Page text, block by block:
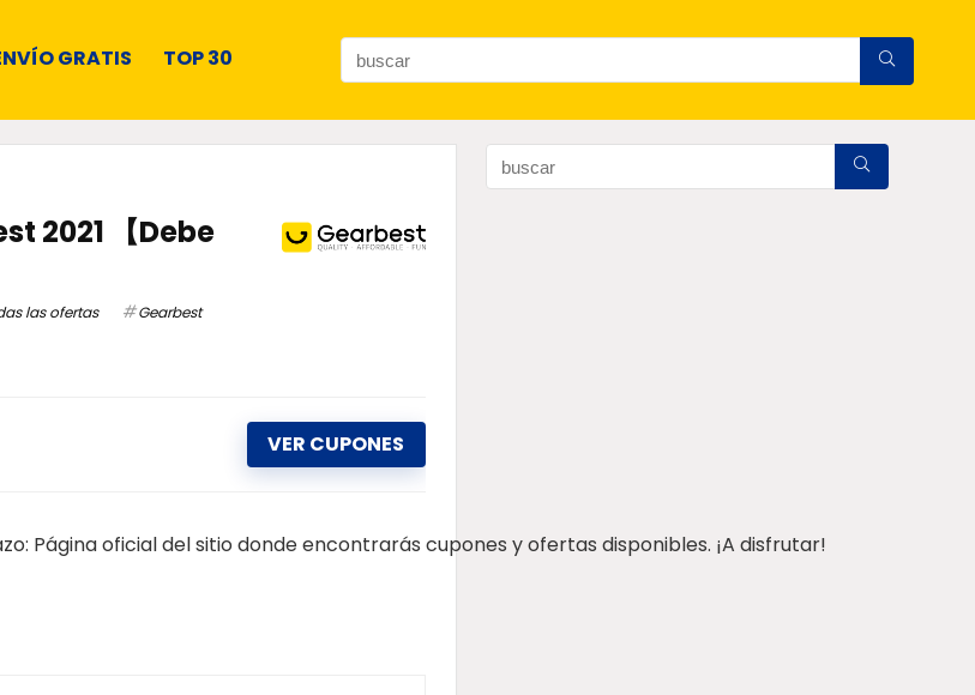
GRATIS TOP 30
2021 【Debe
las ofertas Gearbest
VER CUPONES
Página oficial del sitio donde encontrarás cupones y ofertas disponibles. ¡A disfrutar!